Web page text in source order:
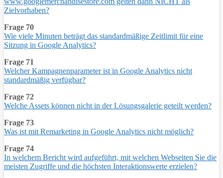
Zielvorhaben?
Frage 70
Wie viele Minuten beträgt das standardmäßige Zeitlimit für eine
Sitzung in Google Analytics?
Frage 71
Welcher Kampagnenparameter ist in Google Analytics nicht
standardmäßig verfügbar?
Frage 72
Welche Assets können nicht in der Lösungsgalerie geteilt werden?
Frage 73
Was ist mit Remarketing in Google Analytics nicht möglich?
Frage 74
In welchem Bericht wird aufgeführt, mit welchen Webseiten Sie die
meisten Zugriffe und die höchsten Interaktionswerte erzielen?